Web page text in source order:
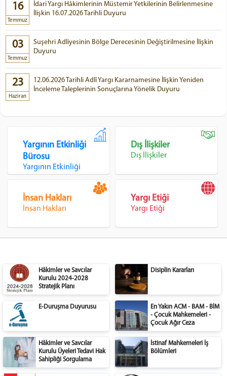
16
Temmuz
İdari Yargı Hâkimlerinin Müstemir Yetkilerinin Belirlenmesine
İlişkin 16.07.2026 Tarihli Duyuru
03
Temmuz
Suşehri Adliyesinin Bölge Derecesinin Değiştirilmesine İlişkin
Duyuru
23
Haziran
12.06.2026 Tarihli Adlî Yargı Kararnamesine İlişkin Yeniden
İnceleme Taleplerinin Sonuçlarına Yönelik Duyuru
Yargının Etkinliği
Bürosu
Yargının Etkinliği
Dış İlişkiler
Dış İlişkiler
İnsan Hakları
İnsan Hakları
Yargı Etiği
Yargı Etiği
Hâkimler ve Savcılar
Kurulu 2024-2028
Stratejik Planı
Disiplin Kararları
E-Duruşma Duyurusu
En Yakın ACM - BAM - BİM
- Çocuk Mahkemeleri -
Çocuk Ağır Ceza
Mahkemeleri
Hâkimler ve Savcılar
Kurulu Üyeleri Tedavi Hak
Sahipliği Sorgulama
İstinaf Mahkemeleri İş
Bölümleri